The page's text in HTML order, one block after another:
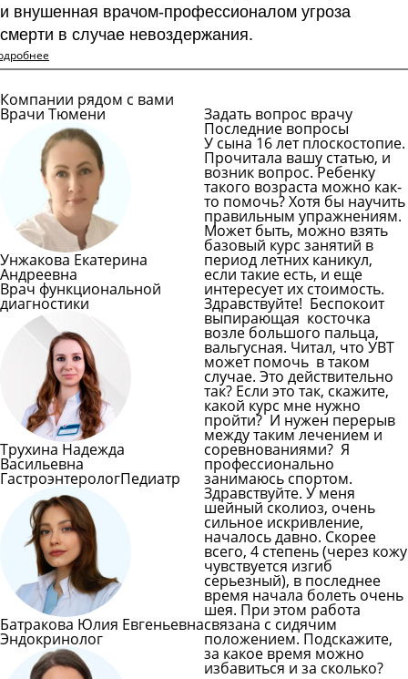
и внушенная врачом-профессионалом угроза
смерти в случае невоздержания.
Компании рядом с вами
Врачи Тюмени
Унжакова Екатерина
Андреевна
Врач функциональной
диагностики
Трухина Надежда
Васильевна
ГастроэнтерологПедиатр
Батракова Юлия Евгеньевна
Эндокринолог
Задать вопрос врачу
Последние вопросы
У сына 16 лет плоскостопие.
Прочитала вашу статью, и
возник вопрос. Ребенку
такого возраста можно как-
то помочь? Хотя бы научить
правильным упражнениям.
Может быть, можно взять
базовый курс занятий в
период летних каникул,
если такие есть, и еще
интересует их стоимость.
Здравствуйте! Беспокоит
выпирающая косточка
возле большого пальца,
вальгусная. Читал, что УВТ
может помочь в таком
случае. Это действительно
так? Если это так, скажите,
какой курс мне нужно
пройти? И нужен перерыв
между таким лечением и
соревнованиями? Я
профессионально
занимаюсь спортом.
Здравствуйте. У меня
шейный сколиоз, очень
сильное искривление,
началось давно. Скорее
всего, 4 степень (через кожу
чувствуется изгиб
серьезный), в последнее
время начала болеть очень
шея. При этом работа
связана с сидячим
положением. Подскажите,
за какое время можно
избавиться и за сколько?